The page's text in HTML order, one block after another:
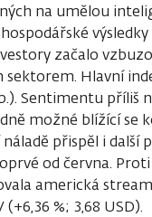
na umělou
začalo
Hlavní
Sentimentu příliš
možné blížící se
přispěl i další
od června.
americká
%; 3,68 USD).